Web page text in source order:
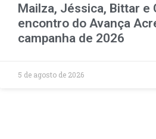
Mailza, Jéssica, Bittar e
encontro do Avança
campanha de 2026
5 de agosto de 2026